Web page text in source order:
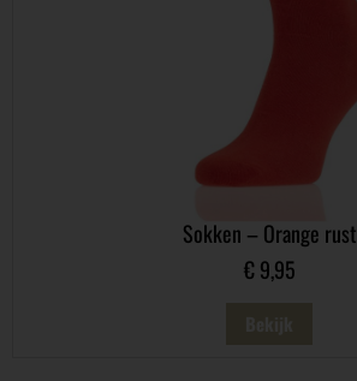
Sokken – Orange rust
€ 9,95